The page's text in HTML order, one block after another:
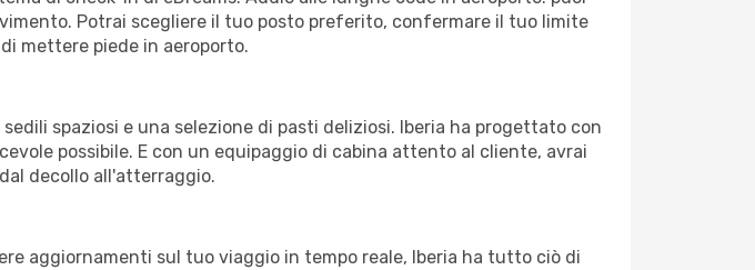
Potrai scegliere il tuo posto preferito, confermare il tuo limite
mettere piede in aeroporto.
spaziosi e una selezione di pasti deliziosi. Iberia ha progettato con
possibile. E con un equipaggio di cabina attento al cliente, avrai
decollo all'atterraggio.
aggiornamenti sul tuo viaggio in tempo reale, Iberia ha tutto ciò di